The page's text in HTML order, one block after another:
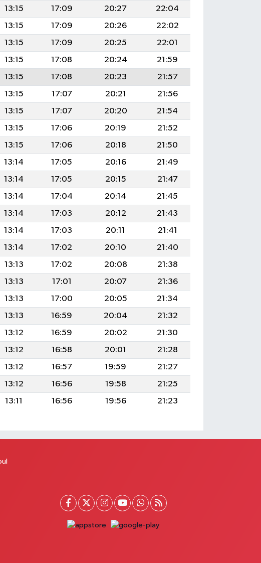
13:15 17:09 20:27
22:04
13:15 17:09 20:26
22:02
13:15 17:09 20:25
22:01
13:15 17:08 20:24
21:59
13:15 17:08 20:23
21:57
13:15 17:07 20:21
21:56
13:15 17:07 20:20
21:54
13:15 17:06 20:19
21:52
13:15 17:06 20:18
21:50
13:14 17:05 20:16
21:49
13:14 17:05 20:15
21:47
13:14 17:04 20:14
21:45
13:14 17:03 20:12
21:43
13:14 17:03 20:11
21:41
13:14 17:02 20:10
21:40
13:13 17:02 20:08
21:38
13:13 17:01 20:07
21:36
13:13 17:00 20:05
21:34
13:13 16:59 20:04
21:32
13:12 16:59 20:02
21:30
13:12 16:58 20:01
21:28
13:12 16:57 19:59
21:27
13:12 16:56 19:58
21:25
13:11 16:56 19:56 21:23